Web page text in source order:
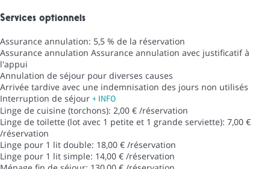
Services optionnels
Assurance annulation: 5,5 % de la réservation
Assurance annulation Assurance annulation avec justificatif à
l'appui
Annulation de séjour pour diverses causes
Arrivée tardive avec une indemnisation des jours non utilisés
Interruption de séjour + INFO
Linge de cuisine (torchons): 2,00 € /réservation
Linge de toilette (lot avec 1 petite et 1 grande serviette): 7,00 €
/réservation
Linge pour 1 lit double: 18,00 € /réservation
Linge pour 1 lit simple: 14,00 € /réservation